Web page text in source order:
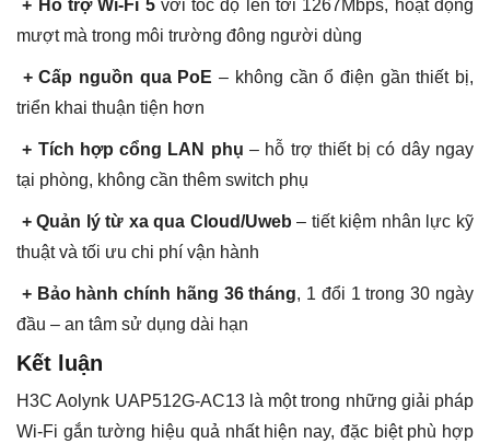
+ Hỗ trợ Wi-Fi 5với tốc độ lên tới 1267Mbps, hoạt động
mượt mà trong môi trường đông người dùng
+ Cấp nguồn qua PoE – không cần ổ điện gần thiết bị,
triển khai thuận tiện hơn
+ Tích hợp cổng LAN phụ – hỗ trợ thiết bị có dây ngay
tại phòng, không cần thêm switch phụ
+ Quản lý từ xa qua Cloud/Uweb – tiết kiệm nhân lực kỹ
thuật và tối ưu chi phí vận hành
+ Bảo hành chính hãng 36 tháng, 1 đổi 1 trong 30 ngày
đầu – an tâm sử dụng dài hạn
Kết luận
H3C Aolynk UAP512G-AC13 là một trong những giải pháp
Wi-Fi gắn tường hiệu quả nhất hiện nay, đặc biệt phù hợp